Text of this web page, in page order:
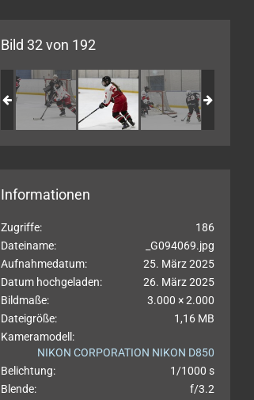
Bild 32 von 192
Informationen
Zugriffe
186
Dateiname
_G094069.jpg
Aufnahmedatum
25. März 2025
Datum hochgeladen
26. März 2025
Bildmaße
3.000 × 2.000
Dateigröße
1,16 MB
Kameramodell
NIKON CORPORATION NIKON D850
Belichtung
1/1000 s
Blende
f/3.2